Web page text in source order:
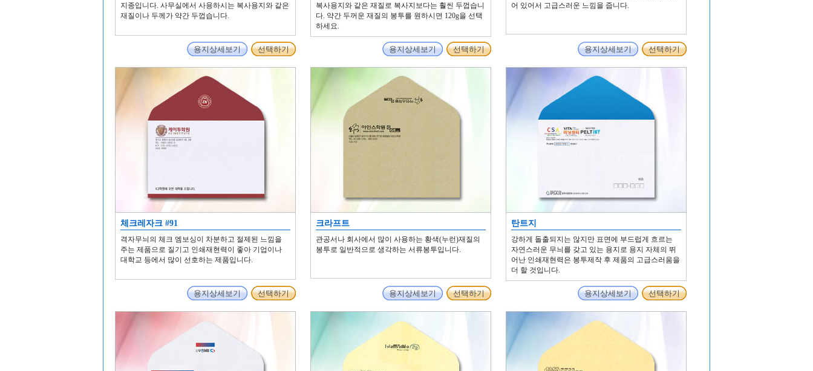
지종입니다. 사무실에서 사용하시는 복사용지와 같은
재질이나 두께가 약간 두껍습니다.
복사용지와 같은 재질로 복사지보다는 훨씬 두껍습니
다. 약간 두꺼운 재질의 봉투를 원하시면 120g을 선택
하세요.
어 있어서 고급스러운 느낌을 줍니다.
선택하기
용지상세보기 선택하기
용지상세보기 선택하기
용지상세보기
체크레자크 #91
격자무늬의 체크 엠보싱이 차분하고 절제된 느낌을
주는 제품으로 질기고 인쇄재현력이 좋아 기업이나
대학교 등에서 많이 선호하는 제품입니다.
크라프트
관공서나 회사에서 많이 사용하는 황색(누런)재질의
봉투로 일반적으로 생각하는 서류봉투입니다.
탄트지
강하게 돌출되지는 않지만 표면에 부드럽게 흐르는
자연스러운 무늬를 갖고 있는 용지로 용지 자체의 뛰
어난 인쇄재현력은 봉투제작 후 제품의 고급스러움을
더 할 것입니다.
선택하기
용지상세보기 선택하기
용지상세보기 선택하기
용지상세보기